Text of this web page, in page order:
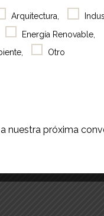
en/
Email:
View
Arquitectura,
Energía Renovable,
Otro
nuestra próxima